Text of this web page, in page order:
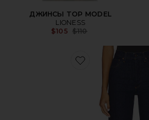
ДЖИНСЫ TOP MODEL
LIONESS
$105 Previous price:
$110
Favorite ПРЯМОЙ 90S